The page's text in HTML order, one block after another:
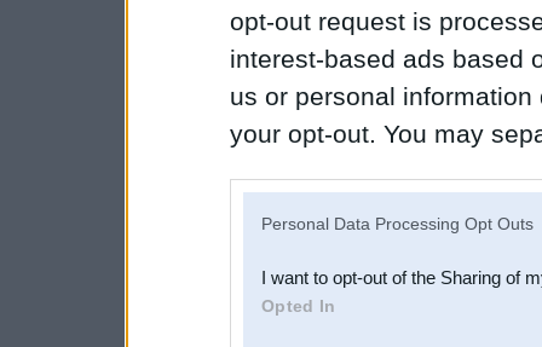
opt-out request is
interest-based ads based
us or personal
your opt-out. You may
Downstream Participants
third parties.
Personal Data Processing Opt Outs
I want to opt-out of the Sharing of
Opted In